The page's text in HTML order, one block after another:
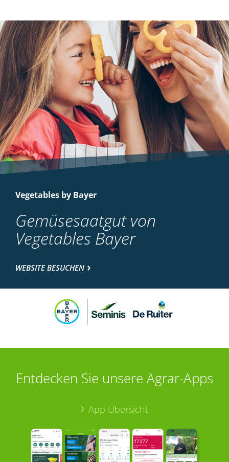
Vegetables by Bayer
Gemüsesaatgut von
Vegetables Bayer
WEBSITE BESUCHEN
Entdecken Sie unsere Agrar-Apps
App Übersicht